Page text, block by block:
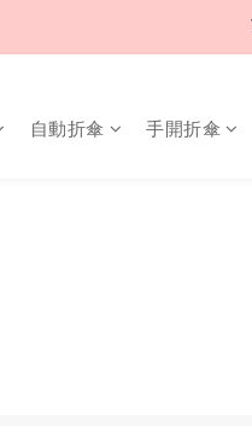
自動折傘 手開折傘